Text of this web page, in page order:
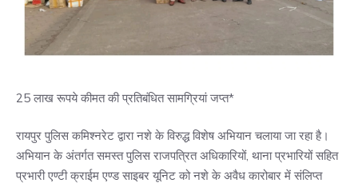
25 लाख रूपये कीमत की प्रतिबंधित सामग्रियां जप्त*
रायपुर पुलिस कमिश्नरेट द्वारा नशे के विरुद्ध विशेष अभियान चलाया जा रहा है।
अभियान के अंतर्गत समस्त पुलिस राजपत्रित अधिकारियों, थाना प्रभारियों सहित
प्रभारी एण्टी क्राईम एण्ड साइबर यूनिट को नशे के अवैध कारोबार में संलिप्त